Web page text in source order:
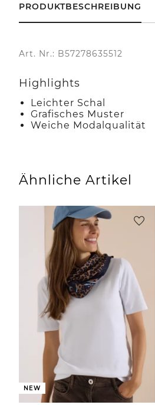
PRODUKTBESCHREIBUNG
Art. Nr.: B57278635512
Highlights
Leichter Schal
Grafisches Muster
Weiche Modalqualität
Ähnliche Artikel
NEW